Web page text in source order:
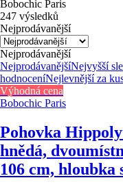
Bobochic Paris
247 výsledků
Nejprodávanější
Nejprodávanější
NejprodávanějšíNejvyšší
hodnoceníNejlevnější za
Výhodná cena
Bobochic Paris
Pohovka
hnědá,
106 cm, hloubka